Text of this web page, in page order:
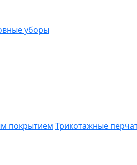
уборы
покрытием Трикотажные